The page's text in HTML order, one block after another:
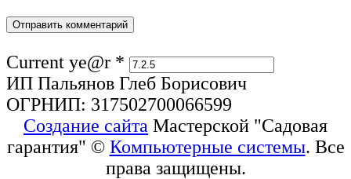
Current ye@r *
ИП Пальянов Глеб Борисович
ОГРНИП: 317502700066599
Создание сайта Мастерской "Садовая
гарантия" © Компьютерные системы. Все
права защищены.